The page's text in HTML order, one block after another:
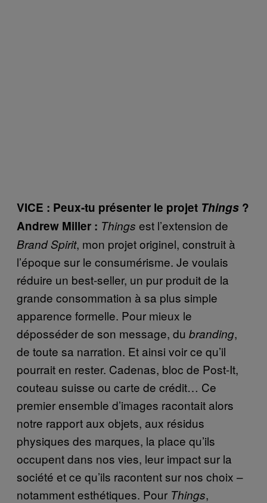
VICE : Peux-tu présenter le projet Things ?
Andrew Miller : Things est l’extension de
Brand Spirit, mon projet originel, construit à
l’époque sur le consumérisme. Je voulais
réduire un best-seller, un pur produit de la
grande consommation à sa plus simple
apparence formelle. Pour mieux le
déposséder de son message, du branding,
de toute sa narration. Et ainsi voir ce qu’il
pourrait en rester. Cadenas, bloc de Post-It,
couteau suisse ou carte de crédit… Ce
premier ensemble d’images racontait alors
notre rapport aux objets, aux résidus
physiques des marques, la place qu’ils
occupent dans nos vies, leur impact sur la
société et ce qu’ils racontent sur nos choix –
notamment esthétiques. Pour Things,